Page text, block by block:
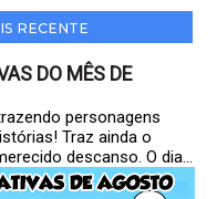
RECENTE
DO MÊS DE
personagens
Traz ainda o
descanso. O dia...